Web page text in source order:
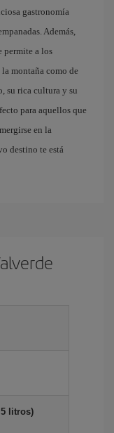
gastronomía
Además,
permite a los
montaña como de
su rica cultura y su
para aquellos que
en la
destino te está
litros)